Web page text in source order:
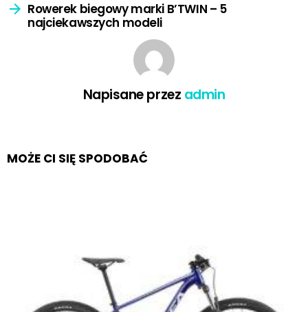
Rowerek biegowy marki B’TWIN – 5
najciekawszych modeli
Napisane przez admin
MOŻE CI SIĘ SPODOBAĆ